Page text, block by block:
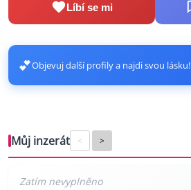
Líbí se mi
💕Objevuj další profily a najdi svou lásku!
Můj inzerát < >